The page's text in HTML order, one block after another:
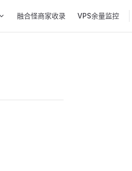
融合怪商家收录 VPS余量监控